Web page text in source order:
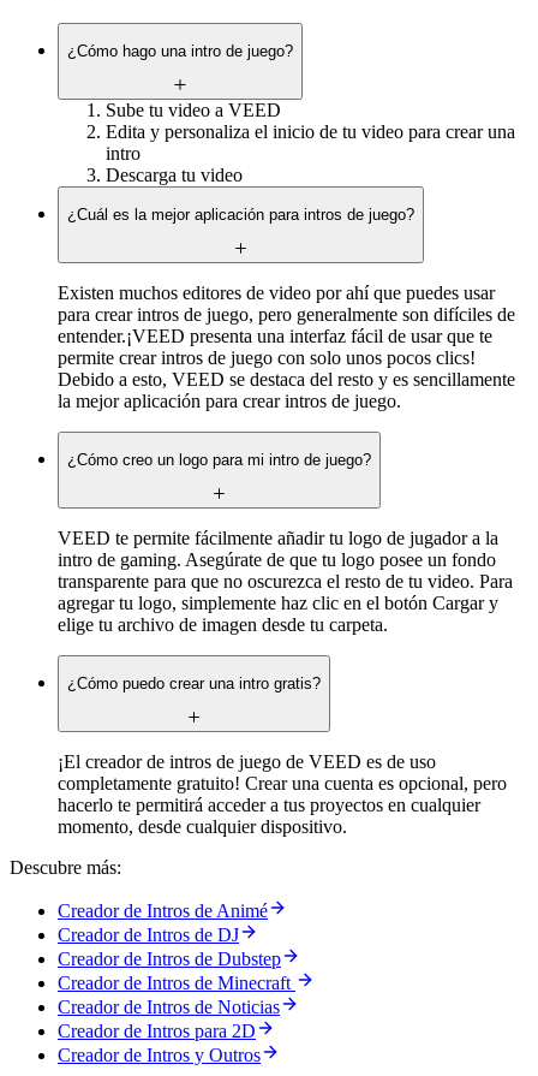
¿Cómo hago una intro de juego?
Sube tu video a VEED
Edita y personaliza el inicio de tu video para crear una
intro
Descarga tu video
¿Cuál es la mejor aplicación para intros de juego?
Existen muchos editores de video por ahí que puedes usar
para crear intros de juego, pero generalmente son difíciles de
entender.¡VEED presenta una interfaz fácil de usar que te
permite crear intros de juego con solo unos pocos clics!
Debido a esto, VEED se destaca del resto y es sencillamente
la mejor aplicación para crear intros de juego.
¿Cómo creo un logo para mi intro de juego?
VEED te permite fácilmente añadir tu logo de jugador a la
intro de gaming. Asegúrate de que tu logo posee un fondo
transparente para que no oscurezca el resto de tu video. Para
agregar tu logo, simplemente haz clic en el botón Cargar y
elige tu archivo de imagen desde tu carpeta.
¿Cómo puedo crear una intro gratis?
¡El creador de intros de juego de VEED es de uso
completamente gratuito! Crear una cuenta es opcional, pero
hacerlo te permitirá acceder a tus proyectos en cualquier
momento, desde cualquier dispositivo.
Descubre más:
Creador de Intros de Animé
Creador de Intros de DJ
Creador de Intros de Dubstep
Creador de Intros de Minecraft
Creador de Intros de Noticias
Creador de Intros para 2D
Creador de Intros y Outros